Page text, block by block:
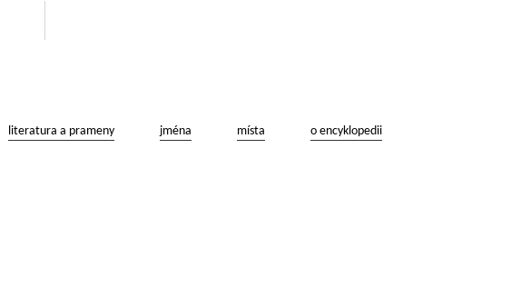
literatura a prameny jména místa o encyklopedii